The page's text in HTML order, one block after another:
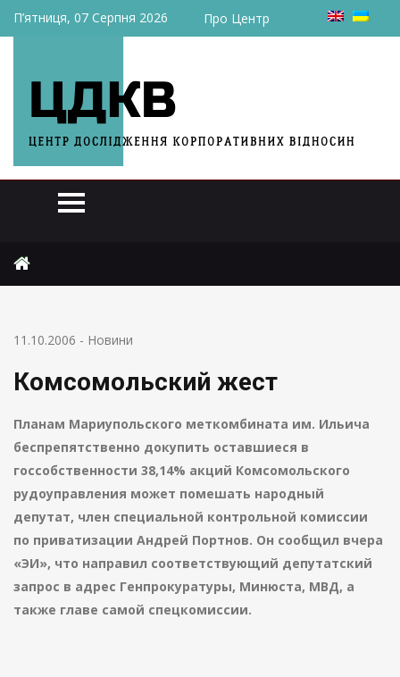
П’ятниця, 07 Серпня 2026 Про Центр
11.10.2006 - Новини
Комсомольский жест
Планам Мариупольского меткомбината им. Ильича
беспрепятственно докупить оставшиеся в
госсобственности 38,14% акций Комсомольского
рудоуправления может помешать народный
депутат, член специальной контрольной комиссии
по приватизации Андрей Портнов. Он сообщил вчера
«ЭИ», что направил соответствующий депутатский
запрос в адрес Генпрокуратуры, Минюста, МВД, а
также главе самой спецкомиссии.